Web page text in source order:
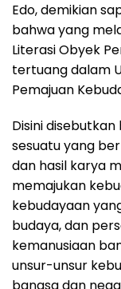
Edo, demikian
bahwa yang
Literasi Obyek
tertuang dalam
Pemajuan
Disini
sesuatu yang
dan hasil karya
memajukan
kebudayaan
budaya, dan
kemanusiaan
unsur-unsur